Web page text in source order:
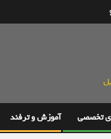
تخصصی آموزش و ترفند